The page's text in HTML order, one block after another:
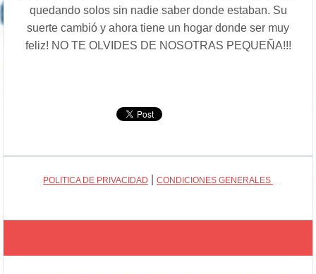
quedando solos sin nadie saber donde estaban. Su
suerte cambió y ahora tiene un hogar donde ser muy
feliz! NO TE OLVIDES DE NOSOTRAS PEQUEÑA!!!
POLITICA DE PRIVACIDAD CONDICIONES GENERALES